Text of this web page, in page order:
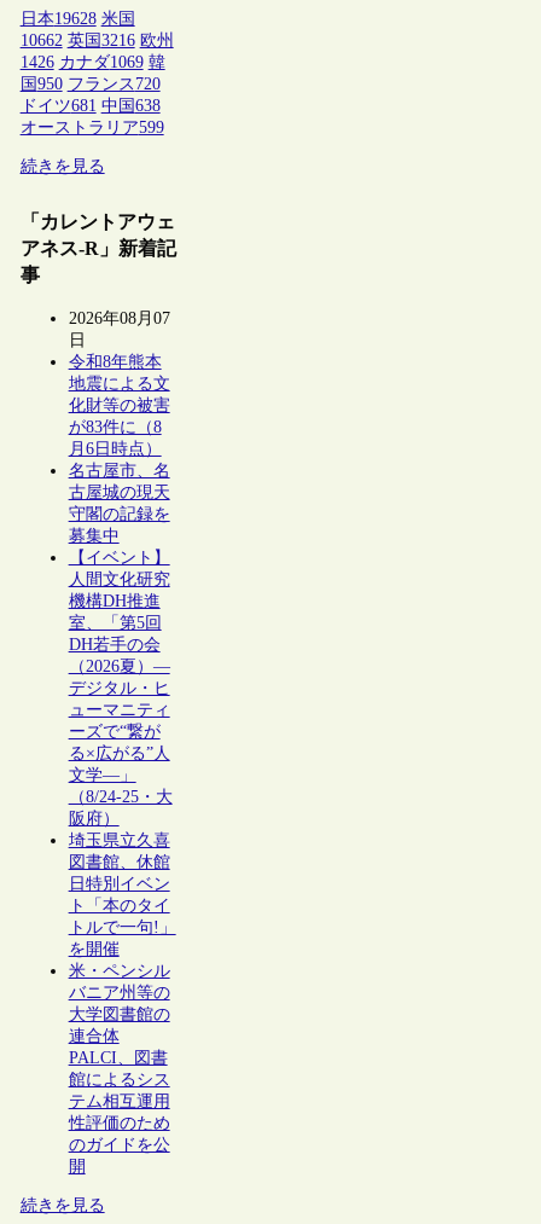
日本19628 米国
10662 英国 3216 欧州
1426 カナダ1069 韓
国 950 フランス 720
ドイツ681 中国 638
オーストラリア599
続きを見る
「カレントアウェ
アネス-R」新着記
事
2026年08月07
日
令和8年熊本
地震による文
化財等の被害
が83件に（8
月6日時点）
名古屋市、名
古屋城の現天
守閣の記録を
募集中
【イベント】
人間文化研究
機構DH推進
室、「第5回
DH若手の会
（2026夏）―
デジタル・ヒ
ューマニティ
ーズで“繋が
る×広がる”人
文学―」
（8/24-25・大
阪府）
埼玉県立久喜
図書館、休館
日特別イベン
ト「本のタイ
トルで一句!」
を開催
米・ペンシル
バニア州等の
大学図書館の
連合体
PALCI、図書
館によるシス
テム相互運用
性評価のため
のガイドを公
開
続きを見る